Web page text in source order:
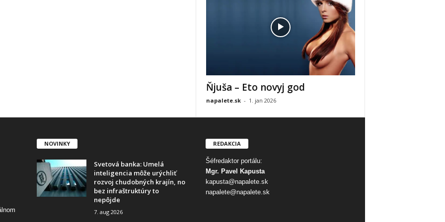
Ňjuša – Eto novyj god
napalete.sk - 1. jan 2026
NOVINKY
Svetová banka: Umelá
inteligencia môže urýchliť
rozvoj chudobných krajín, no
bez infraštruktúry to
nepôjde
7. aug 2026
REDAKCIA
Šéfredaktor portálu:
Mgr. Pavel Kapusta
kapusta@napalete.sk
napalete@napalete.sk